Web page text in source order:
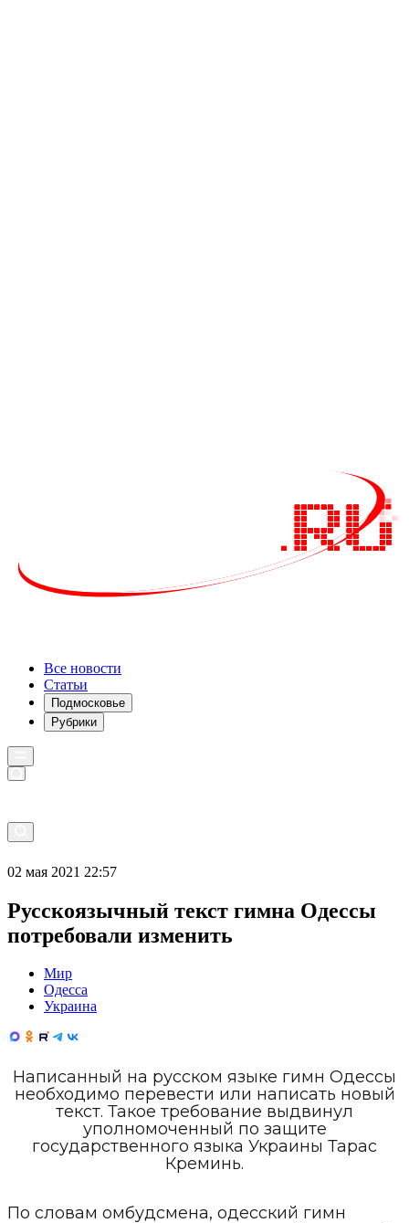
Все новости
Статьи
Подмосковье
Рубрики
02 мая 2021 22:57
Русскоязычный текст гимна Одессы
потребовали изменить
Мир
Одесса
Украина
Написанный на русском языке гимн Одессы
необходимо перевести или написать новый
текст. Такое требование выдвинул
уполномоченный по защите
государственного языка Украины Тарас
Креминь.
По словам омбудсмена, одесский гимн